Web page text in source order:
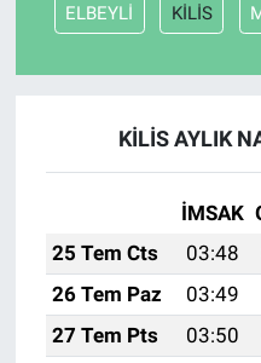
ELBEYLİ KİLİS
KİLİS AYLIK
İMSAK
25 Tem Cts
03:48
26 Tem Paz
03:49
27 Tem Pts
03:50